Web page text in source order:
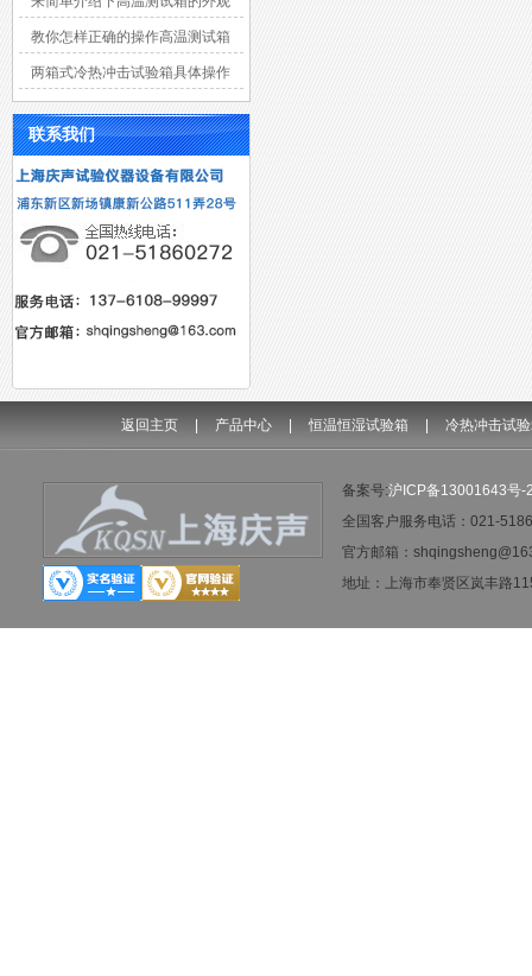
材质
教你怎样正确的操作高温测试箱
两箱式冷热冲击试验箱具体操作
中实验特点有什么？
联系我们
返回主页 产品中心 恒温恒湿试验箱 冷热冲击试
备案号:沪ICP备13001643号-
全国客户服务电话：021-
官方邮箱：
地址：
上海市奉贤区岚丰路